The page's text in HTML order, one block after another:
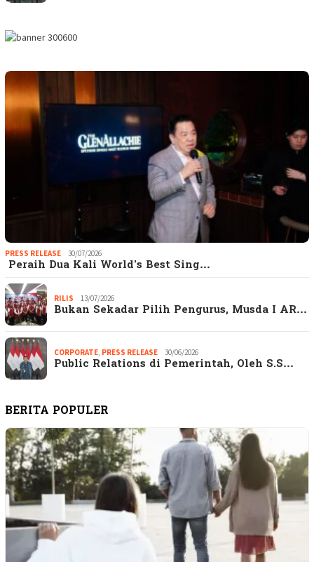
PRESS RELEASE 30/07/2026
Peraih Dua Kali World’s Best Sing…
RILIS 13/07/2026
Bukan Sekadar Pilih Pengurus, Musda I AR…
CORPORATE, PRESS RELEASE 30/06/2026
Public Relations di Pemerintah, Oleh S.S…
BERITA POPULER